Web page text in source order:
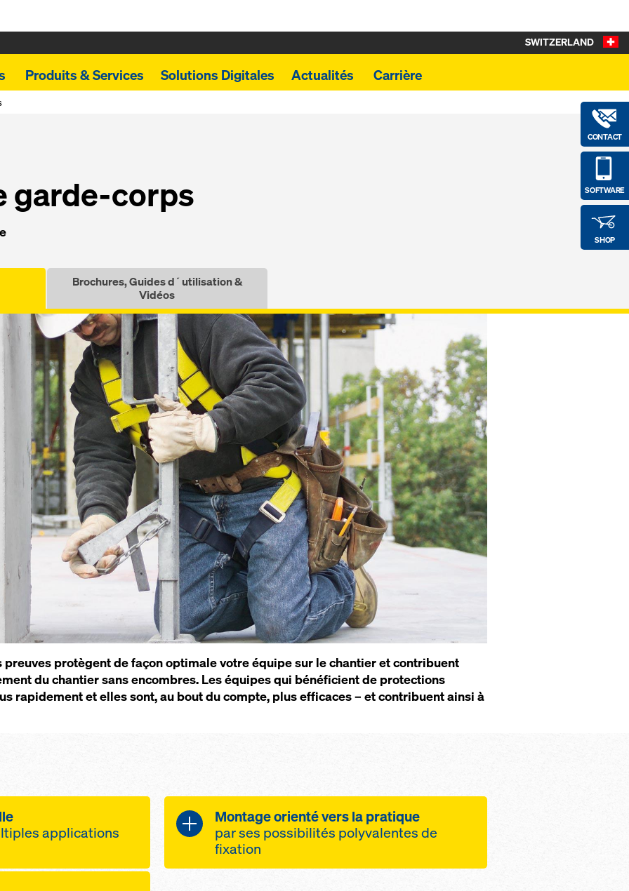
Produits & Services Solutions Digitales Actualités Carrière
CONTACT
SOFTWARE
SHOP
SWITZERLAND
garde-corps
Brochures, Guides d´utilisation &
Vidéos
preuves protègent de façon optimale votre équipe sur le chantier et contribuent
du chantier sans encombres. Les équipes qui bénéficient de protections
rapidement et elles sont, au bout du compte, plus efficaces – et contribuent ainsi à
applications
des montants
Montage orienté vers la pratique
par ses possibilités polyvalentes de
fixation